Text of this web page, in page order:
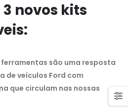
novos kits
são uma resposta
de veículos Ford com
que circulam nas nossas